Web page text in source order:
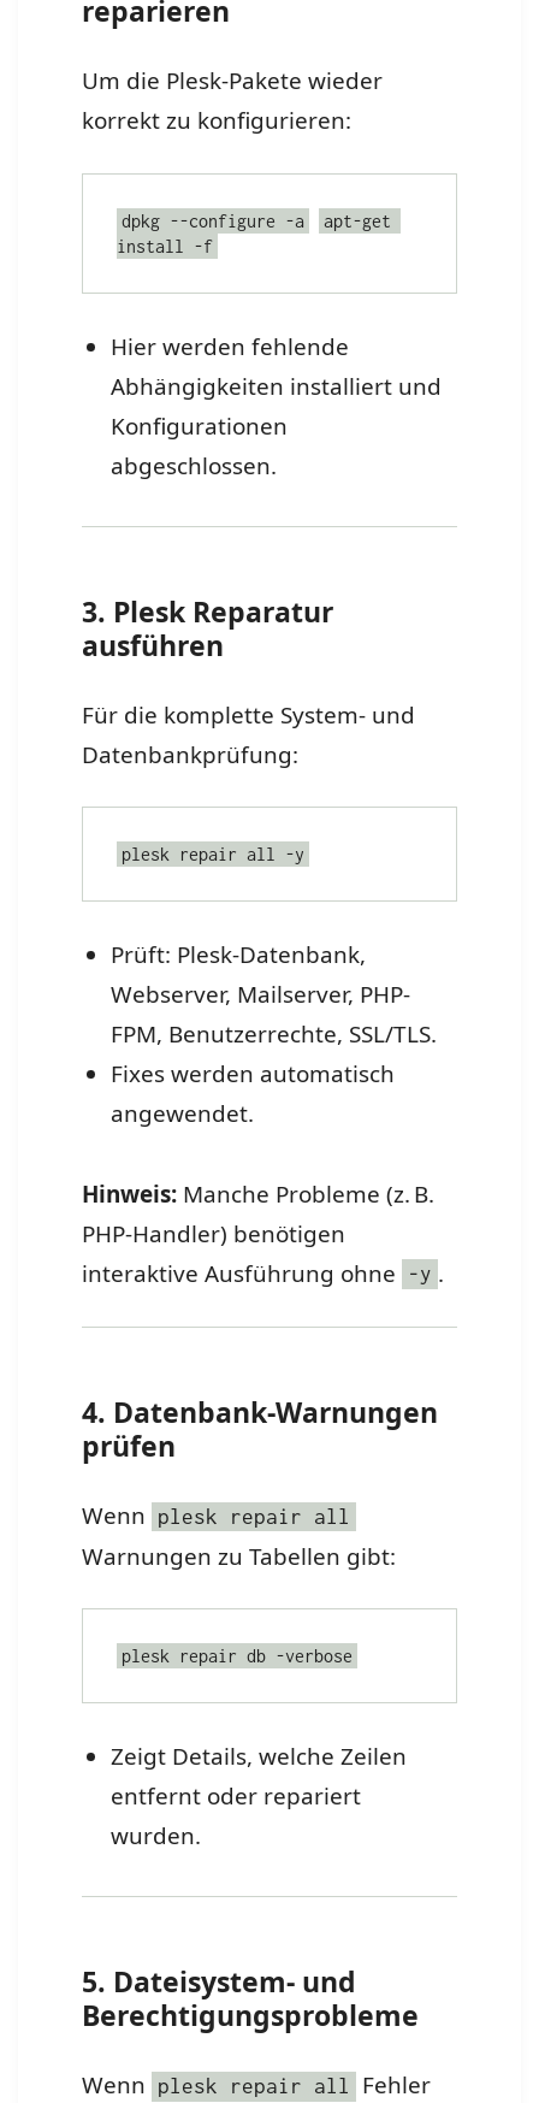
reparieren
Um die Plesk-Pakete wieder
korrekt zu konfigurieren:
dpkg --configure -a
apt-get
install -f
Hier werden fehlende
Abhängigkeiten installiert und
Konfigurationen
abgeschlossen.
3. Plesk Reparatur
ausführen
Für die komplette System- und
Datenbankprüfung:
plesk repair all -y
Prüft: Plesk-Datenbank,
Webserver, Mailserver, PHP-
FPM, Benutzerrechte, SSL/TLS.
Fixes werden automatisch
angewendet.
Hinweis: Manche Probleme (z. B.
PHP-Handler) benötigen
interaktive Ausführung ohne
-y .
4. Datenbank-Warnungen
prüfen
Wenn plesk repair all
Warnungen zu Tabellen gibt:
plesk repair db -verbose
Zeigt Details, welche Zeilen
entfernt oder repariert
wurden.
5. Dateisystem- und
Berechtigungsprobleme
Wenn plesk repair all
Fehler